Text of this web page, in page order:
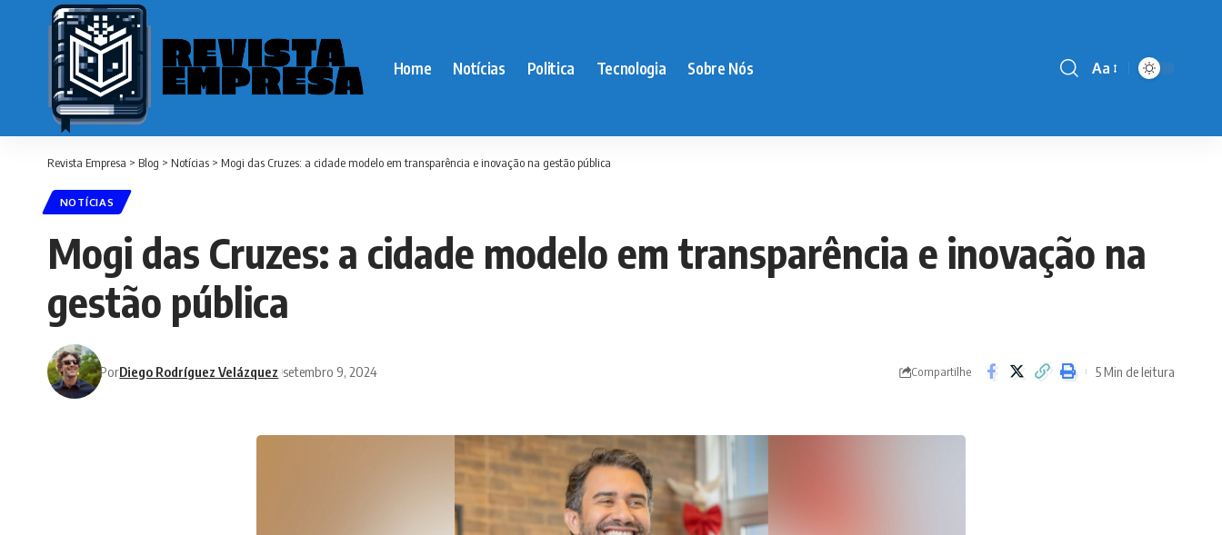
Home Notícias Politica Tecnologia Sobre Nós
Font
Aa
Revista Empresa > Blog > Notícias > Mogi das Cruzes: a cidade modelo em transparência e inovação na gestão pública
NOTÍCIAS
Mogi das Cruzes: a cidade modelo em transparência e inovação na
gestão pública
PorDiego Rodríguez Velázquez setembro 9, 2024 Compartilhe 5 Min de leitura